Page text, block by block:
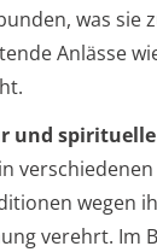
was sie
Anlässe
und
wegen
verehrt. Im